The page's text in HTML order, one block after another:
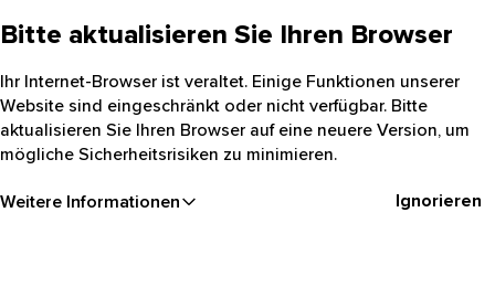
Bitte aktualisieren Sie Ihren Browser
Ihr Internet-Browser ist veraltet. Einige Funktionen unserer
Website sind eingeschränkt oder nicht verfügbar. Bitte
aktualisieren Sie Ihren Browser auf eine neuere Version, um
mögliche Sicherheitsrisiken zu minimieren.
Weitere Informationen Ignorieren